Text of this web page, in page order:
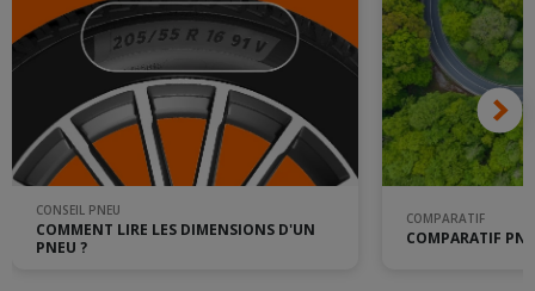
CONSEIL PNEU
COMMENT LIRE LES DIMENSIONS D'UN
PNEU ?
COMPARATIF
COMPARATIF